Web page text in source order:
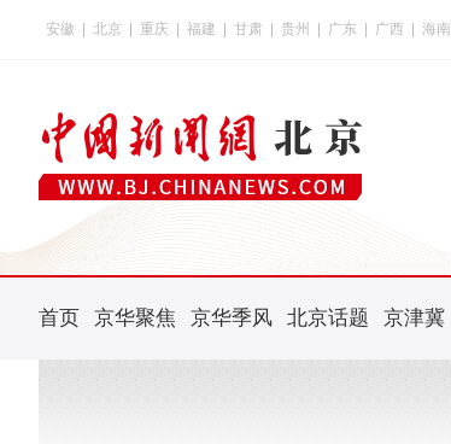
安徽 北京 重庆 福建 甘肃 贵州 广东 广西 海南
首页 京华聚焦 京华季风 北京话题 京津冀